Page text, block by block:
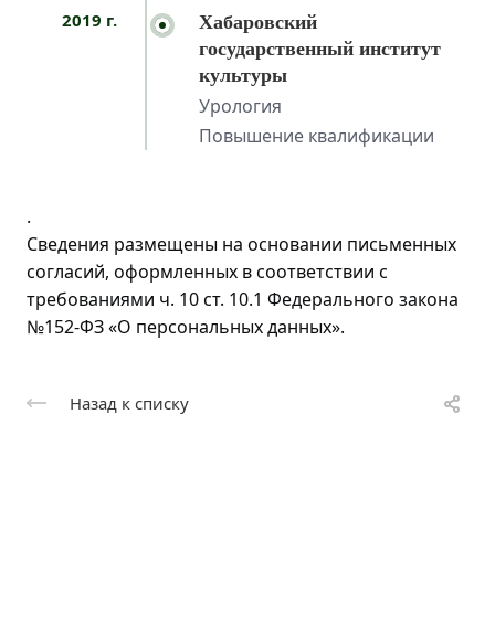
2019 г.
Хабаровский
государственный институт
культуры
Урология
Повышение квалификации
.
Сведения размещены на основании письменных
согласий, оформленных в соответствии с
требованиями ч. 10 ст. 10.1 Федерального закона
№152-ФЗ «О персональных данных».
Назад к списку